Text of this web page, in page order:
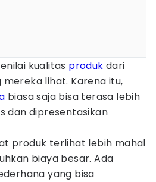
kualitas produk dari
lihat. Karena itu,
biasa saja bisa terasa lebih
dan dipresentasikan
produk terlihat lebih mahal
biaya besar. Ada
yang bisa